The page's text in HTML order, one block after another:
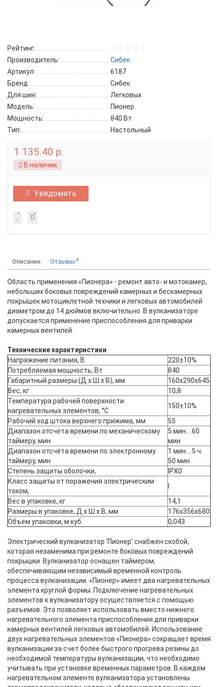
Рейтинг:
Производитель:
Сибек
Артикул:
6187
Бренд:
Сибек
Для шин:
Легковых
Модель:
Пионер
Мощность:
840 Вт
Тип:
Настольный
1 135.40 р.
В наличии
Уведомить
Описание Отзывы 0
Область применения «Пионера» - ремонт авто- и мотокамер,
небольших боковых повреждений камерных и бескамерных
покрышек мотоциклетной техники и легковых автомобилей
диаметром до 14 дюймов включительно. В вулканизаторе
допускается применение приспособления для приварки
камерных вентилей.
Технические характеристики
Напряжение питания, В
220±10%
Потребляемая мощность, Вт
840
Габаритный размеры (Д х Ш х В), мм
160х290х645
Вес, кг
10,8
Температура рабочей поверхности
нагревательных элементов, °С
150±10%
Рабочий ход штока верхнего прижима, мм
55
Диапазон отсчёта времени по механическому
таймеру, мин
5 мин....60
мин
Диапазон отсчёта времени по электронному
таймеру, мин
1 мин....5 ч.
50 мин
Степень защиты оболочки,
IPX0
Класс защиты от поражения электрическим
током,
Вес в упаковке, кг
14,1
Размеры в упаковке, Д х Ш х В, мм
176x356x680
Объём упаковки, м куб.
0,043
Электрический вулканизатор 'Пионер' снабжен скобой,
которая незаменима при ремонте боковых повреждений
покрышки. Вулканизатор оснащен таймером,
обеспечивающим независимый временной контроль
процесса вулканизации. «Пионер» имеет два нагревательных
элемента круглой формы. Подключение нагревательных
элементов к вулканизатору осуществляется с помощью
разъемов. Это позволяет использовать вместо нижнего
нагревательного элемента приспособления для приварки
камерных вентилей легковых автомобилей. Использование
двух нагревательных элементов «Пионера» сокращает время
вулканизации за счет более быстрого прогрева резины до
необходимой температуры вулканизации, что необходимо
учитывать при установке временных параметров. В каждом
нагревательном элементе вулканизатора установлены